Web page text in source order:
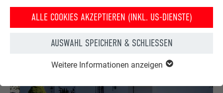
ALLE COOKIES AKZEPTIEREN (INKL. US-DIENSTE)
AUSWAHL SPEICHERN & SCHLIESSEN
Weitere Informationen anzeigen